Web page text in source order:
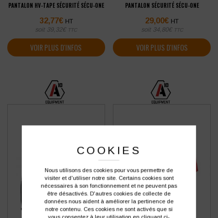
PANTALON HV-TAPE SÉCURITÉ SÉCU-ONE
32,77€ HT
soit 39,32€ TTC
VOIR PLUS D'INFOS
PANTALON SÉCURITÉ SÉCU-ONE
29,00€ HT
soit 34,80€ TTC
VOIR PLUS D'INFOS
COOKIES
Nous utilisons des cookies pour vous permettre de
visiter et d'utiliser notre site. Certains cookies sont
nécessaires à son fonctionnement et ne peuvent pas
être désactivés. D'autres cookies de collecte de
données nous aident à améliorer la pertinence de
notre contenu. Ces cookies ne sont activés que si
vous consentez à leur utilisation en cliquant ci-